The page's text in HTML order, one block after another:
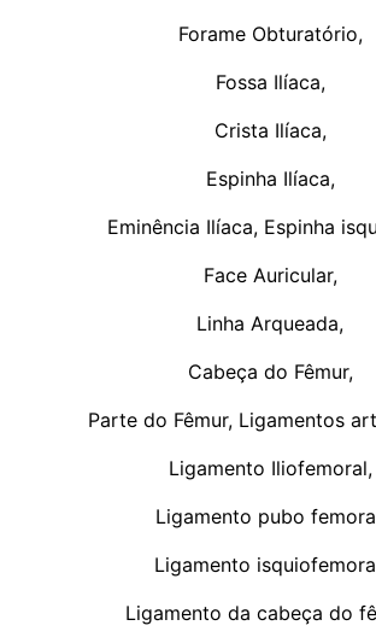
Forame Obturatório,
Fossa Ilíaca,
Crista Ilíaca,
Espinha Ilíaca,
Eminência Ilíaca, Espinha
Face Auricular,
Linha Arqueada,
Cabeça do Fêmur,
Parte do Fêmur, Ligamentos
Ligamento Iliofemoral,
Ligamento pubo
Ligamento
Ligamento da cabeça do